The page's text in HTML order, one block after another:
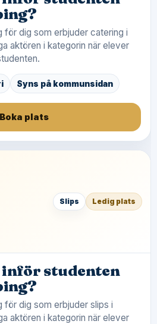
för dig som erbjuder catering i
aktören i kategorin när elever
Syns på kommunsidan
Boka plats
Slips Ledig plats
inför studenten
för dig som erbjuder slips i
aktören i kategorin när elever